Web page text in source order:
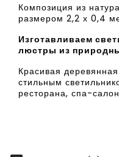
Композиция из
размером 2,2 х 0,4
Изготавливаем
люстры из
Красивая
стильным
ресторана, спа-